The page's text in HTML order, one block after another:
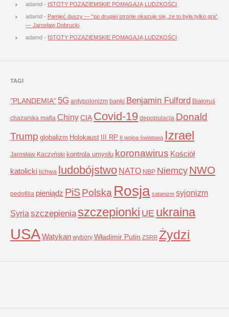
adamd - ISTOTY POZAZIEMSKIE POMAGAJĄ LUDZKOŚCI
adamd - Pamięć duszy — “po drugiej stronie okazuje się, że to była tylko gra”
— Jarosław Dobrucki
adamd - ISTOTY POZAZIEMSKIE POMAGAJĄ LUDZKOŚCI
TAGI
"PLANDEMIA" 5G antypolonizm banki Benjamin Fulford Białoruś
chazarska mafia ChinyCIA Covid-19 depopulacja Donald
Trump globalizm Holokaust III RP II wojna światowa Izrael
Jarosław Kaczyński kontrola umysłu koronawirus Kościół
katolicki lichwa ludobójstwo NATO NBP NiemcyNWO
pedofilia pieniądz PiSPolska Rosja satanizm syjonizm
Syria szczepienia szczepionki UE ukraina
USAWatykan wybory Władimir Putin ZSRR Żydzi